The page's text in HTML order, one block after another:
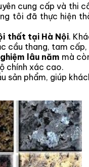
cung cấp và thi
tôi đã thực hiện
thất tại Hà Nội.
cầu thang, tam
lâu năm mà
chính xác cao.
sản phẩm, giúp